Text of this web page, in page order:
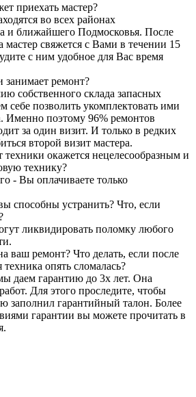
приехать мастер?
во всех районах
и ближайшего Подмосковья. После
мастер свяжется с Вами в течении 15
с ним удобное для Вас время
занимает ремонт?
собственного склада запасных
позволить укомплектовать ими
Именно поэтому 96% ремонтов
за один визит. И только в редких
второй визит мастера.
техники окажется нецелесообразным и
технику?
- Вы оплачиваете только
способны устранить? Что, если
ликвидировать поломку любого
ваш ремонт? Что делать, если после
опять сломалась?
даем гарантию до 3х лет. Она
Для этого проследите, чтобы
заполнил гарантийный талон. Более
гарантии вы можете прочитать в